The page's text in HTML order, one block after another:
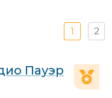
1 2
Пауэр